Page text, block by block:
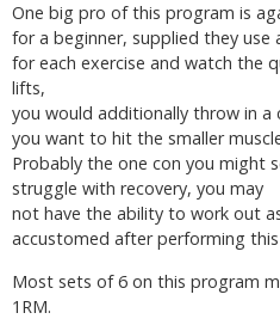
One big pro of this program is
for a beginner, supplied they
for each exercise and watch the
lifts,
you would additionally throw in
you want to hit the smaller
Probably the one con you might
struggle with recovery, you may
not have the ability to work out
accustomed after performing
Most sets of 6 on this program
1RM.